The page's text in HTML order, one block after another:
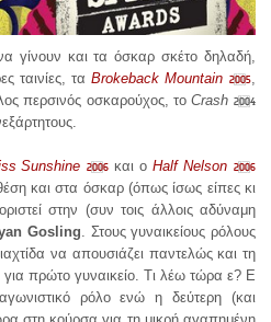
γίνουν και τα όσκαρ σκέτο δηλαδή,
ταινίες, τα Brokeback Mountain 2005,
περσινός οσκαρούχος, το Crash 2004
Sunshine 2006 και οHalf Nelson 2006
και στα όσκαρ (όπως ίσως είπες κι
στην (συν τοις άλλοις αδύναμη
Gosling. Στους γυναικείους ρόλους
να απουσιάζει παντελώς και τη
πρώτο γυναικείο. Τι λέω τώρα ε? Ε
ρόλο ενώ η δεύτερη (και